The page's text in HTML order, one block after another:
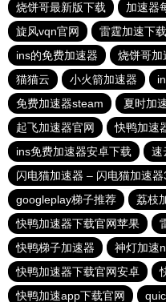
烧饼哥最新版下载
加速器
旋风vqn官网
雷霆加速下载
ins的免费加速器
烧饼哥加
猫猫云
小火箭加速器
免费加速器steam
夏时加
起飞加速器官网
快鸭加速
ins免费加速器安卓下载
速
闪电猫加速器 – 闪电猫加速
googleplay梯子推荐
荔枝
快鸭加速器下载官网苹果
快鸭梯子加速器
神灯加速
快鸭加速器下载官网安卓
快鸭加速app下载官网